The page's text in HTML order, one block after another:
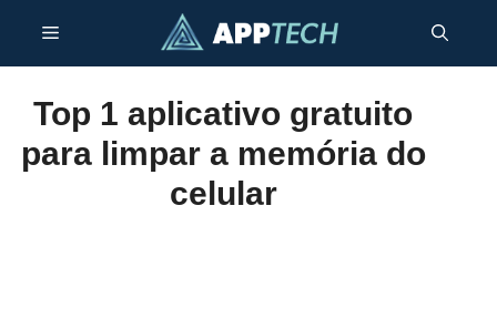
o
Menu
Top 1 aplicativo gratuito
para limpar a memória do
celular